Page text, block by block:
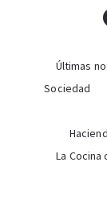
Últimas
Sociedad
La Cocina